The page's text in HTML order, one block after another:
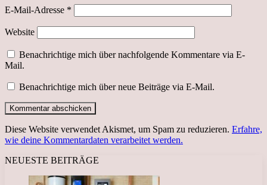
E-Mail-Adresse *
Website
Benachrichtige mich über nachfolgende Kommentare via E-
Mail.
Benachrichtige mich über neue Beiträge via E-Mail.
Diese Website verwendet Akismet, um Spam zu reduzieren. Erfahre,
wie deine Kommentardaten verarbeitet werden.
NEUESTE BEITRÄGE